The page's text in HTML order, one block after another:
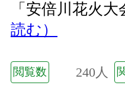
「安倍川花火
読む）
閲覧数 240人